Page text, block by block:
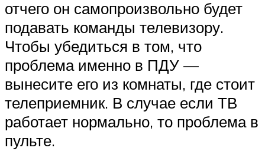
отчего он самопроизвольно будет
подавать команды телевизору.
Чтобы убедиться в том, что
проблема именно в ПДУ —
вынесите его из комнаты, где стоит
телеприемник. В случае если ТВ
работает нормально, то проблема в
пульте.